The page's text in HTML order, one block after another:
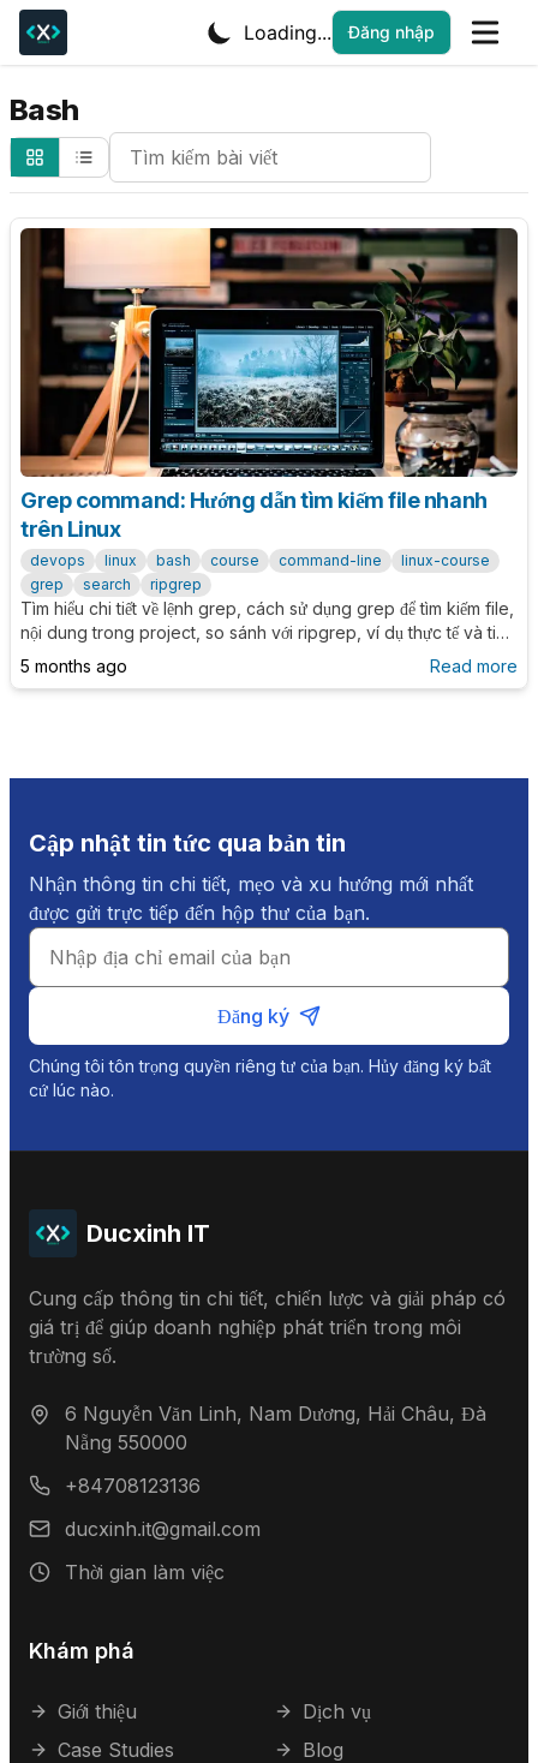
Loading... Đăng nhập
Bash
Search Cheatsheets
Grep command: Hướng dẫn tìm kiếm file nhanh
trên Linux
devops linux bash course command-line
linux-course
grep
search ripgrep
Tìm hiểu chi tiết về lệnh grep, cách sử dụng grep để tìm kiếm file,
nội dung trong project, so sánh với ripgrep, ví dụ thực tế và tips
nâng cao cho lập trình viên.
5 months ago Read more
Cập nhật tin tức qua bản tin
Nhận thông tin chi tiết, mẹo và xu hướng mới nhất
được gửi trực tiếp đến hộp thư của bạn.
Đăng ký
Chúng tôi tôn trọng quyền riêng tư của bạn. Hủy đăng ký bất
cứ lúc nào.
Ducxinh IT
Cung cấp thông tin chi tiết, chiến lược và giải pháp có
giá trị để giúp doanh nghiệp phát triển trong môi
trường số.
6 Nguyễn Văn Linh, Nam Dương, Hải Châu, Đà
Nẵng 550000
+84708123136
ducxinh.it@gmail.com
Thời gian làm việc
Khám phá
Giới thiệu
Dịch vụ
Case Studies
Blog